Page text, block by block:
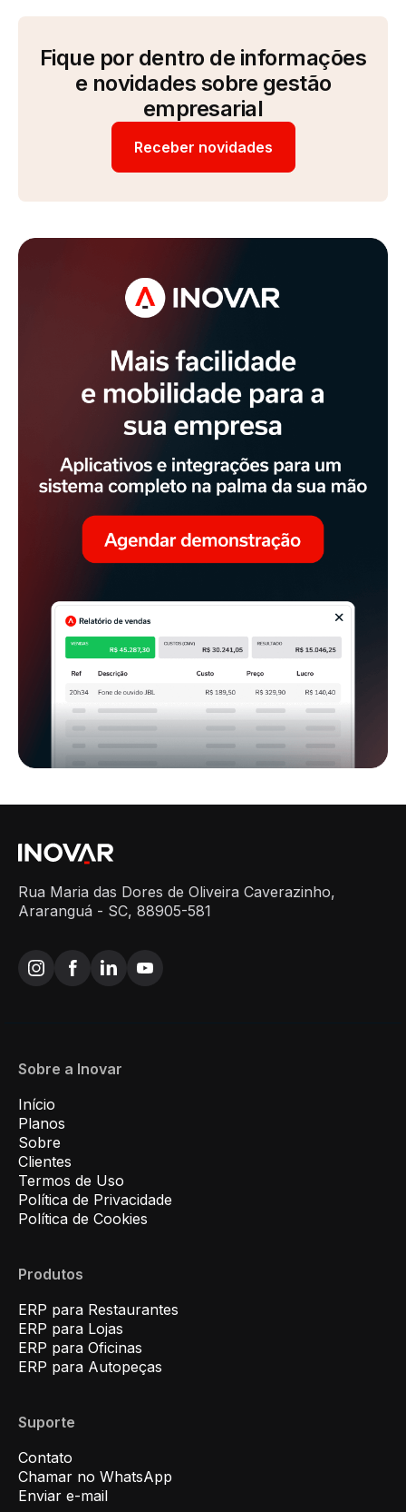
Fique por dentro de informações
e novidades sobre gestão
empresarial
Receber novidades
Rua Maria das Dores de Oliveira Caverazinho,
Araranguá - SC, 88905-581
Sobre a Inovar
Início
Planos
Sobre
Clientes
Termos de Uso
Política de Privacidade
Política de Cookies
Produtos
ERP para Restaurantes
ERP para Lojas
ERP para Oficinas
ERP para Autopeças
Suporte
Contato
Chamar no WhatsApp
Enviar e-mail